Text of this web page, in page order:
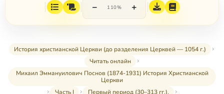
− 110% +
История христианской Церкви (до разделения Церквей — 1054 г.)
Читать онлайн
Михаил Эммануилович Поснов (1874-1931) История Христианской
Церкви
Часть I
Первый период (30–313 гг.).